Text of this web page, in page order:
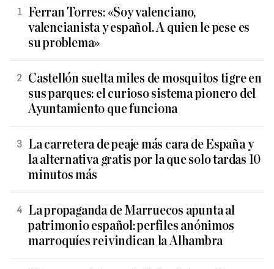
Ferran Torres: «Soy valenciano,
valencianista y español. A quien le pese es
su problema»
Castellón suelta miles de mosquitos tigre en
sus parques: el curioso sistema pionero del
Ayuntamiento que funciona
La carretera de peaje más cara de España y
la alternativa gratis por la que solo tardas 10
minutos más
La propaganda de Marruecos apunta al
patrimonio español: perfiles anónimos
marroquíes reivindican la Alhambra